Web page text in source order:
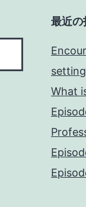
最近の
What